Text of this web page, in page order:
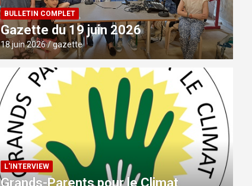
BULLETIN COMPLET
Gazette du 19 juin 2026
18 juin 2026 gazette
L'INTERVIEW
Grands-Parents pour le Climat